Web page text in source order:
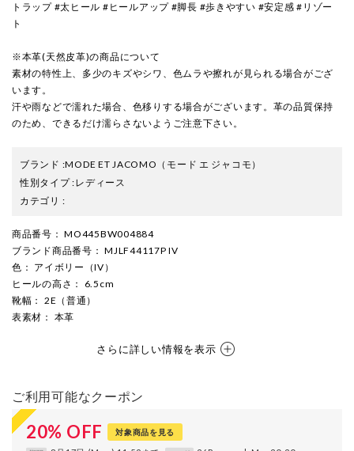
トラップ #太ヒール #ヒールアップ #脚長 #歩きやすい #安定感 #リゾー
ト
※本革(天然皮革)の商品について
素材の特性上、多少のキズやシワ、色ムラや擦れが見られる場合がござ
います。
汗や雨などで濡れた場合、色移りする場合がございます。革の品質保持
のため、できるだけ濡らさないようご注意下さい。
ブランド :MODE ET JACOMO （モード エ ジャコモ）
性別タイプ:レディース
カテゴリ :
商品番号 ： MO445BW004884
ブランド商品番号 ： MJLF44117P IV
色 ： アイボリー（IV）
ヒールの高さ ： 6.5cm
靴幅 ： 2E（普通）
表素材 ： 本革
さらに詳しい情報を表示
ご利用可能なクーポン
20% OFF 対象商品を見る